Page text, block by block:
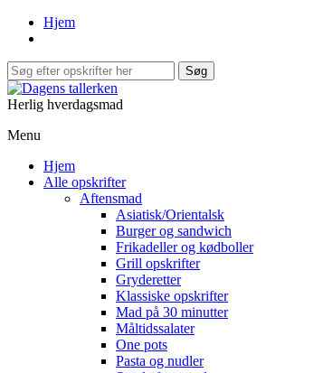
Hjem
Herlig hverdagsmad
Menu
Hjem
Alle opskrifter
Aftensmad
Asiatisk/Orientalsk
Burger og sandwich
Frikadeller og kødboller
Grill opskrifter
Gryderetter
Klassiske opskrifter
Mad på 30 minutter
Måltidssalater
One pots
Pasta og nudler